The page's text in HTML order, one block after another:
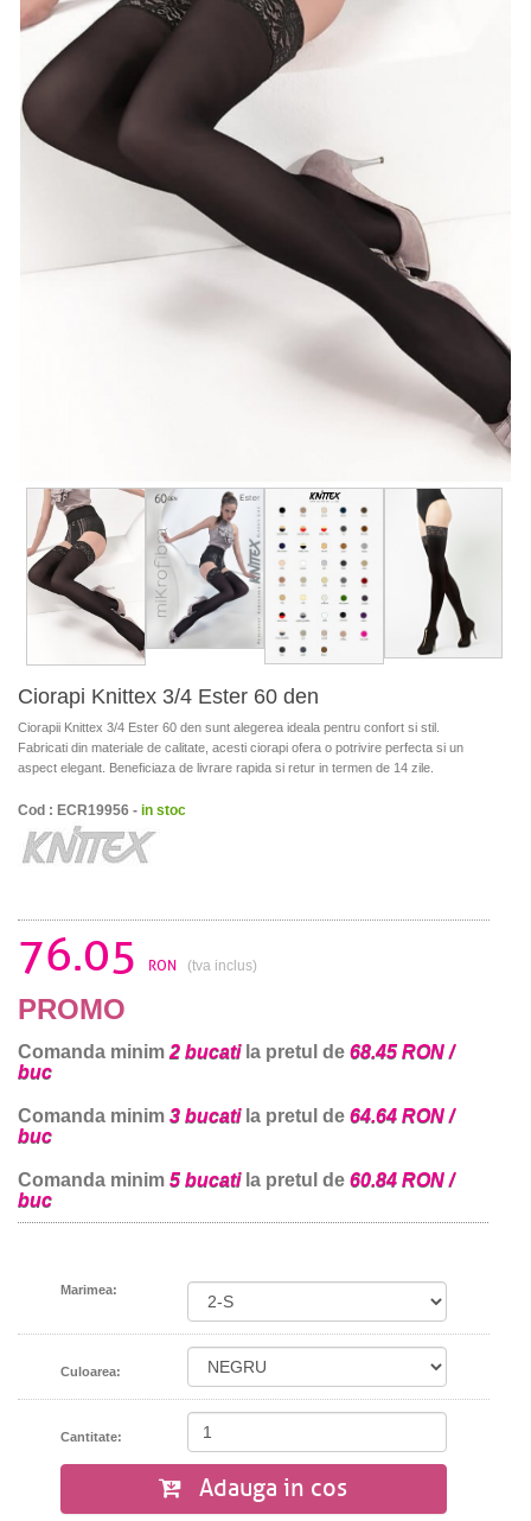
Ciorapi Knittex 3/4 Ester 60 den
Ciorapii Knittex 3/4 Ester 60 den sunt alegerea ideala pentru confort si stil.
Fabricati din materiale de calitate, acesti ciorapi ofera o potrivire perfecta si un
aspect elegant. Beneficiaza de livrare rapida si retur in termen de 14 zile.
Cod : ECR19956 - in stoc
76.05 RON (tva inclus)
PROMO
Comanda minim 2 bucatila pretul de 68.45 RON /
buc
Comanda minim 3 bucatila pretul de 64.64 RON /
buc
Comanda minim 5 bucatila pretul de 60.84 RON /
buc
Marimea:
Culoarea:
Cantitate:
Adauga in cos